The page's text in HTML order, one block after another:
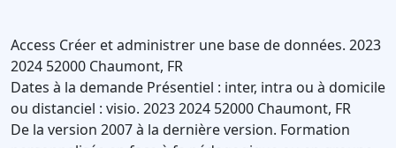
Access Créer et administrer une base de données. 2023
2024 52000 Chaumont, FR
Dates à la demande Présentiel : inter, intra ou à domicile
ou distanciel : visio. 20232024 52000 Chaumont, FR
De la version 2007 à la dernière version. Formation